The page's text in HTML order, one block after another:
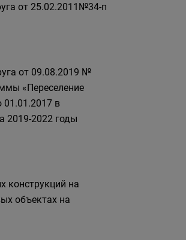
от 25.02.2011№34-п
от 09.08.2019 №
«Переселение
01.01.2017 в
2019-2022 годы
конструкций на
объектах на